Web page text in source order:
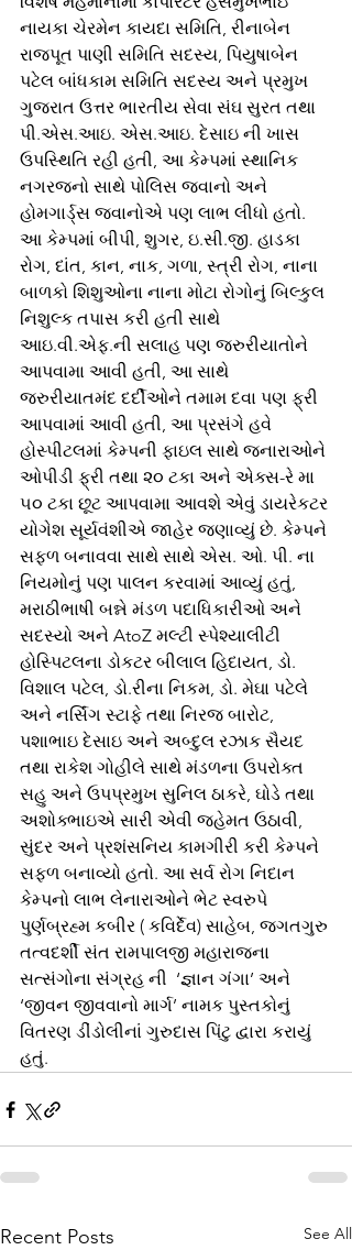
નાયકા ચેરમેન કાયદા સમિતિ, રીનાબેન
રાજપૂત પાણી સમિતિ સદસ્ય, પિયુષાબેન
પટેલ બાંધકામ સમિતિ સદસ્ય અને પ્રમુખ
ગુજરાત ઉત્તર ભારતીય સેવા સંઘ સુરત તથા
પી.એસ.આઇ. એસ.આઇ. દેસાઇ ની ખાસ
ઉપસ્થિતિ રહી હતી, આ કેમ્પમાં સ્થાનિક
નગરજનો સાથે પોલિસ જવાનો અને
હોમગાર્ડ્સ જવાનોએ પણ લાભ લીધો હતો.
આ કેમ્પમાં બીપી, શુગર, ઇ.સી.જી. હાડકા
રોગ, દાંત, કાન, નાક, ગળા, સ્ત્રી રોગ, નાના
બાળકો શિશુઓના નાના મોટા રોગોનું બિલ્કુલ
નિશુલ્ક તપાસ કરી હતી સાથે
આઇ.વી.એફ.ની સલાહ પણ જરુરીયાતોને
આપવામા આવી હતી, આ સાથે
જરુરીયાતમંદ દર્દીઓને તમામ દવા પણ ફ્રી
આપવામાં આવી હતી, આ પ્રસંગે હવે
હોસ્પીટલમાં કેમ્પની ફાઇલ સાથે જનારાઓને
ઓપીડી ફ્રી તથા ૨૦ ટકા અને એક્સ-રે મા
૫૦ ટકા છૂટ આપવામા આવશે એવું ડાયરેકટર
યોગેશ સૂર્યવંશીએ જાહેર જણાવ્યું છે. કેમ્પને
સફળ બનાવવા સાથે સાથે એસ. ઓ. પી. ના
નિયમોનું પણ પાલન કરવામાં આવ્યું હતું,
મરાઠીભાષી બન્ને મંડળ પદાધિકારીઓ અને
સદસ્યો અને AtoZ મલ્ટી સ્પેશ્યાલીટી
હોસ્પિટલના ડોકટર બીલાલ હિદાયત, ડો.
વિશાલ પટેલ, ડો.રીના નિકમ, ડો. મેઘા પટેલે
અને નર્સિંગ સ્ટાફે તથા નિરજ બારોટ,
પશાભાઇ દેસાઇ અને અબ્દુલ રઝાક સૈયદ
તથા રાકેશ ગોહીલે સાથે મંડળના ઉપરોક્ત
સહુ અને ઉપપ્રમુખ સુનિલ ઠાકરે, ઘોડે તથા
અશોક્ભાઇએ સારી એવી જહેમત ઉઠાવી,
સુંદર અને પ્રશંસનિય કામગીરી કરી કેમ્પને
સફળ બનાવ્યો હતો. આ સર્વ રોગ નિદાન
કેમ્પનો લાભ લેનારાઓને ભેટ સ્વરુપે
પુર્ણબ્રહ્મ કબીર ( કવિર્દેવ) સાહેબ, જગતગુરુ
તત્વદર્શી સંત રામપાલજી મહારાજના
સત્સંગોના સંગ્રહ ની  ‘જ્ઞાન ગંગા’ અને
‘જીવન જીવવાનો માર્ગ’ નામક પુસ્તકોનું
વિતરણ ડીંડોલીનાં ગુરુદાસ પિંટુ દ્વારા કરાયું
હતું.
Recent Posts See All